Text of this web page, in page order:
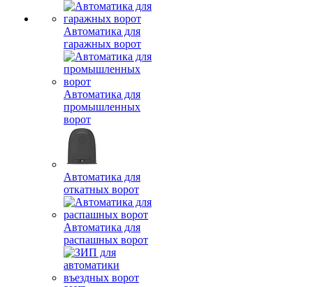
Автоматика для
гаражных ворот
Автоматика для
промышленных
ворот
Автоматика для
откатных ворот
Автоматика для
распашных ворот